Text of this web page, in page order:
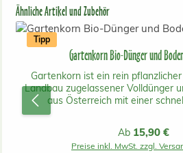
Produktgalerie überspringen
Ähnliche Artikel und Zubehör
Tipp
Gartenkorn Bio-Dünger und
Gartenkorn ist ein rein
Landbau zugelassener Volldünger
aus Österreich mit einer
langanhaltenden Wirkung.Er
und Umwelt! Gartenkorn ist aus
österreichischer Produktion. Der
Regulärer Preis:
Ab 15,90 €
Preise inkl. MwSt. zzgl.